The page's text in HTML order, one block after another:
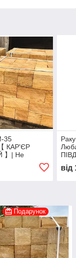
35
КАР'ЄР
】| Не
від
Подарунок